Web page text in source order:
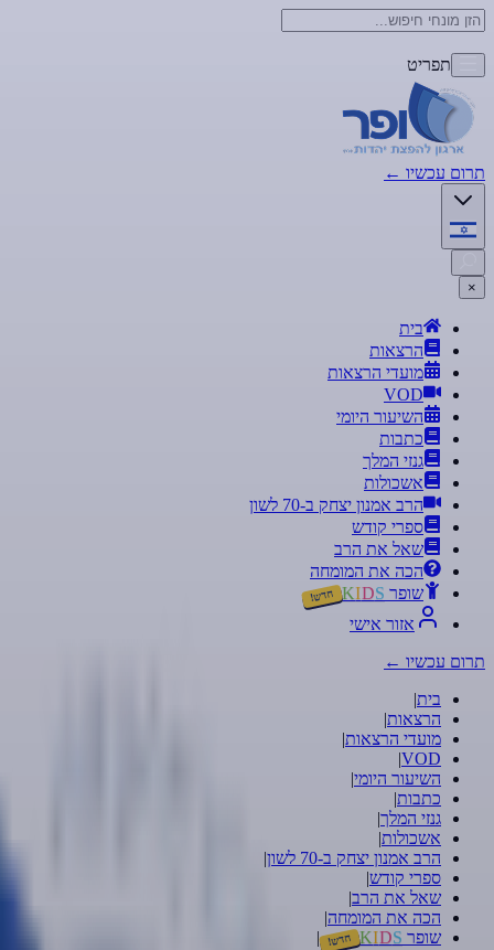
תפריט
תרום עכשיו ←
×
בית
הרצאות
מועדי הרצאות
VOD
השיעור היומי
כתבות
גנזי המלך
אשכולות
הרב אמנון יצחק ב-70 לשון
ספרי קודש
שאל את הרב
הכה את המומחה
שופר
KIDS חדש!
אזור אישי
תרום עכשיו ←
בית|
הרצאות|
מועדי הרצאות|
VOD
|
השיעור היומי|
כתבות|
גנזי המלך|
אשכולות|
הרב אמנון יצחק ב-70 לשון
|
ספרי קודש|
שאל את הרב|
הכה את המומחה|
שופר
KIDS חדש! |